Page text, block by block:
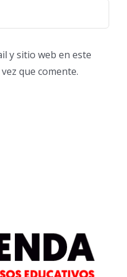
y sitio web en este
que comente.